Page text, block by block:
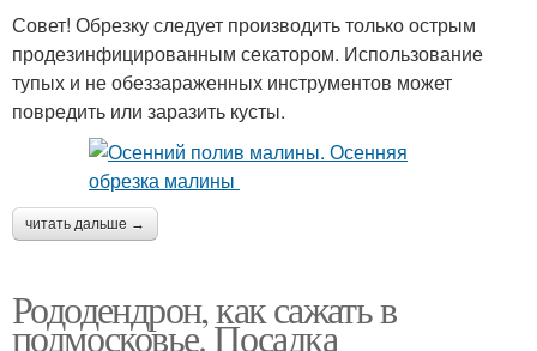
Совет! Обрезку следует производить только острым
продезинфицированным секатором. Использование
тупых и не обеззараженных инструментов может
повредить или заразить кусты.
читать дальше →
Рододендрон, как сажать в
подмосковье. Посадка